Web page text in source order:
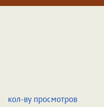
кол-ву просмотров